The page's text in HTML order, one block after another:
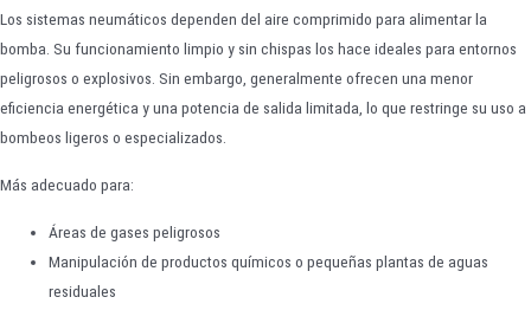
Los sistemas neumáticos dependen del aire comprimido para alimentar la
bomba. Su funcionamiento limpio y sin chispas los hace ideales para entornos
peligrosos o explosivos. Sin embargo, generalmente ofrecen una menor
eficiencia energética y una potencia de salida limitada, lo que restringe su uso a
bombeos ligeros o especializados.
Más adecuado para:
Áreas de gases peligrosos
Manipulación de productos químicos o pequeñas plantas de aguas
residuales